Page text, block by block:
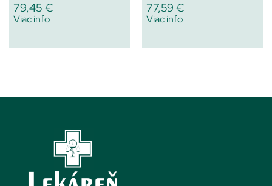
79,45 €
Viac info
77,59 €
Viac info